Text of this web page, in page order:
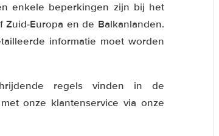
enkele beperkingen zijn bij het
Europa en de Balkanlanden.
informatie moet worden
regels vinden in de
onze klantenservice via onze